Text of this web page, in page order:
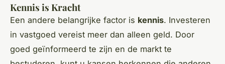
Kennis is Kracht
Een andere belangrijke factor is kennis. Investeren
in vastgoed vereist meer dan alleen geld. Door
goed geïnformeerd te zijn en de markt te